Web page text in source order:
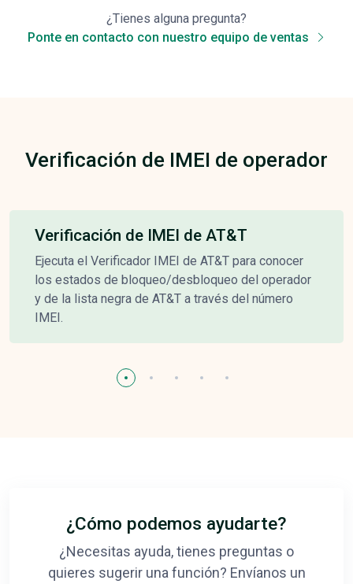
¿Tienes alguna pregunta?
Ponte en contacto con nuestro equipo de ventas
Verificación de IMEI de operador
Verificación de IMEI de AT&T
Ejecuta el Verificador IMEI de AT&T para conocer
los estados de bloqueo/desbloqueo del operador
y de la lista negra de AT&T a través del número
IMEI.
¿Cómo podemos ayudarte?
¿Necesitas ayuda, tienes preguntas o
quieres sugerir una función? Envíanos un